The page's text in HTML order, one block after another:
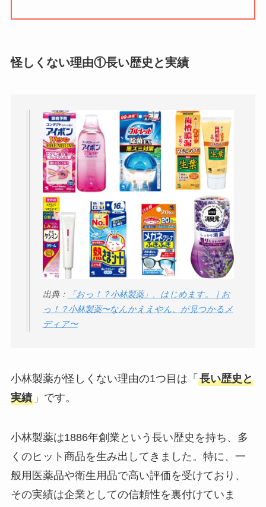
判は実際どう？
ミ・評判が正直ヤバ
いって本当？
怪しくない理由①長い歴史と実績
出典：
「おっ！？小林製薬」、はじめます。｜お
っ！？小林製薬〜なんかええやん、が見つかるメ
ディア〜
小林製薬が怪しくない理由の1つ目は「 長い歴史と
実績」です。
小林製薬は1886年創業という長い歴史を持ち、多
くのヒット商品を生み出してきました。特に、一
般用医薬品や衛生用品で高い評価を受けており、
その実績は企業としての信頼性を裏付けていま